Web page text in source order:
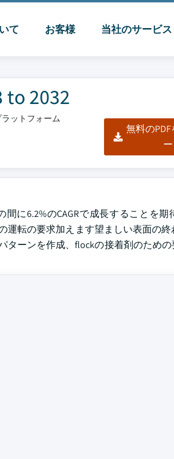
て お客様 当社のサービス
2032
ットフォーム
無料の
に6.2%のCAGRで成長することを期
転の要求加えます望ましい表面の終
ターンを作成、flockの接着剤のための